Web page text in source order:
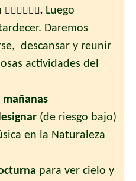
🧘🏼‍♂️🧘🏻‍♀️. Luego
Daremos
descansar y reunir
actividades del
(de riesgo bajo)
en la Naturaleza
para ver cielo y